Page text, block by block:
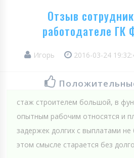
Отзыв
работодателе ГК
Игорь 2016-03-24
стаж строителем большой, в
опытным рабочим относятся и
задержек долгих с выплатами
этом смысле старается без